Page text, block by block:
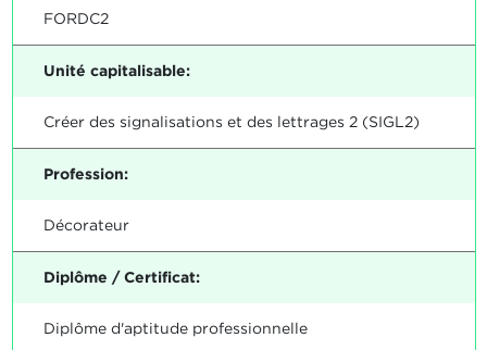
FORDC2
Unité capitalisable:
Créer des signalisations et des lettrages 2 (SIGL2)
Profession:
Décorateur
Diplôme / Certificat:
Diplôme d'aptitude professionnelle